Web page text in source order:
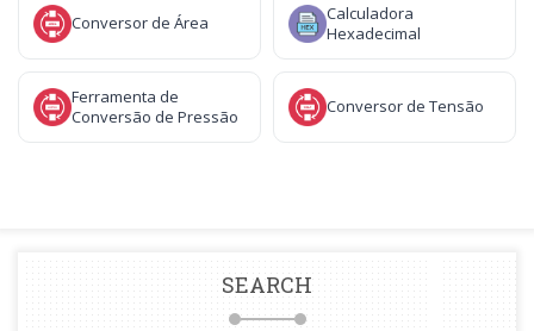
Conversor de Área
Calculadora
Hexadecimal
Ferramenta de
Conversão de Pressão
Conversor de Tensão
SEARCH